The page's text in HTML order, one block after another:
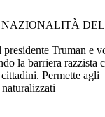
DEL
Truman e
la barriera razzista
Permette agli